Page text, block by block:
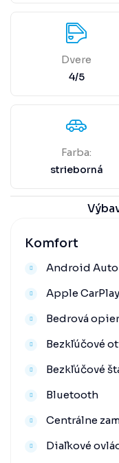
Dvere
4/5
Farba:
strieborná
Komfort
Android Auto
Apple CarPlay
Bedrová
Bezkľúčové
Bezkľúčové
Bluetooth
Centrálne
Diaľkové